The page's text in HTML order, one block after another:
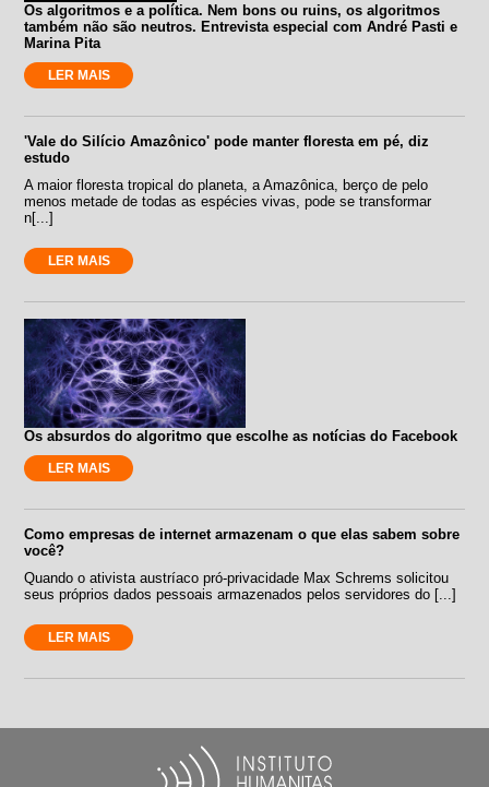
Os algoritmos e a política. Nem bons ou ruins, os algoritmos
também não são neutros. Entrevista especial com André Pasti e
Marina Pita
LER MAIS
'Vale do Silício Amazônico' pode manter floresta em pé, diz
estudo
A maior floresta tropical do planeta, a Amazônica, berço de pelo
menos metade de todas as espécies vivas, pode se transformar
n[...]
LER MAIS
Os absurdos do algoritmo que escolhe as notícias do Facebook
LER MAIS
Como empresas de internet armazenam o que elas sabem sobre
você?
Quando o ativista austríaco pró-privacidade Max Schrems solicitou
seus próprios dados pessoais armazenados pelos servidores do [...]
LER MAIS